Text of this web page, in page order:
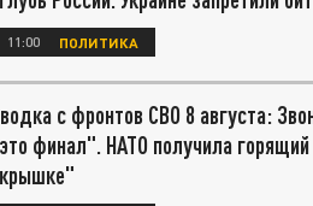
11:00 ПОЛИТИКА
с фронтов СВО 8 августа:
финал". НАТО получила